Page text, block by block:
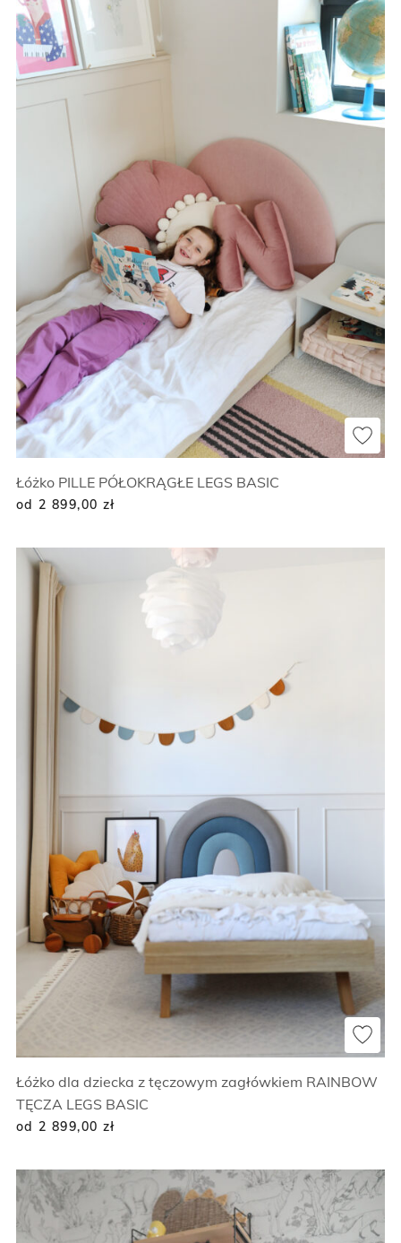
Łóżko PILLE PÓŁOKRĄGŁE LEGS BASIC
od 2 899,00 zł
Łóżko dla dziecka z tęczowym zagłówkiem RAINBOW
TĘCZA LEGS BASIC
od 2 899,00 zł